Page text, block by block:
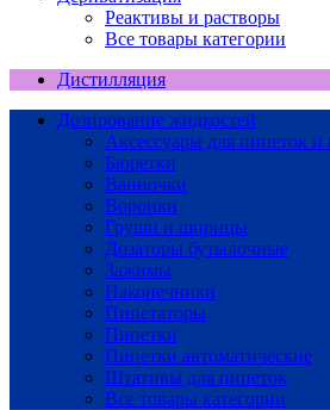
Реактивы и растворы
Все товары категории
Дистилляция
Дозирование жидкостей
Аксессуары для пипеток и
Бюретки
Ванночки
Воронки
Груши и шприцы
Дозаторы бутылочные
Зажимы
Наконечники
Пипетаторы
Пипетки
Пипетки автоматические
Штативы для пипеток
Все товары категории